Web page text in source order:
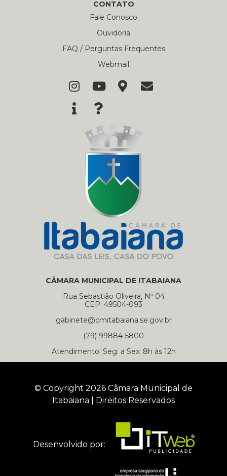
CONTATO
Fale Conosco
Ouvidoria
FAQ / Perguntas Frequentes
Webmail
CÂMARA MUNICIPAL DE ITABAIANA
Rua Sebastião Oliveira, Nº 04
CEP: 49504-093
gabinete@cmitabaiana.se.gov.br
(79) 99884-5800
Atendimento: Seg. a Sex: 8h às 12h
© Copyright 2026 Câmara Municipal de
Itabaiana | Direitos Reservados
Desenvolvido por: